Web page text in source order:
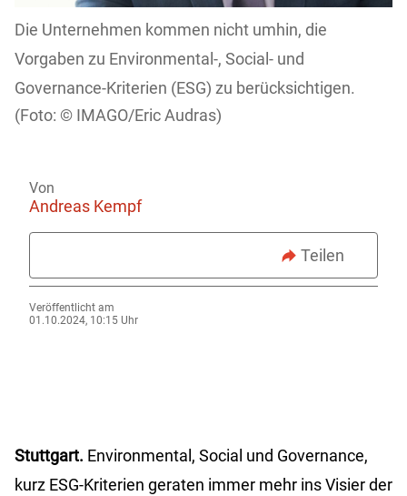
Die Unternehmen kommen nicht umhin, die
Vorgaben zu Environmental-, Social- und
Governance-Kriterien (ESG) zu berücksichtigen.
IMAGO/Eric Audras)
Von
Andreas Kempf
Teilen
Veröffentlicht am
01.10.2024, 10:15 Uhr
Stuttgart. Environmental, Social und Governance,
kurz ESG-Kriterien geraten immer mehr ins Visier der